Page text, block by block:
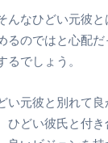
んなひどい元彼
るのではと心配だ
るでしょう。
い元彼と別れて
ひどい彼氏と付